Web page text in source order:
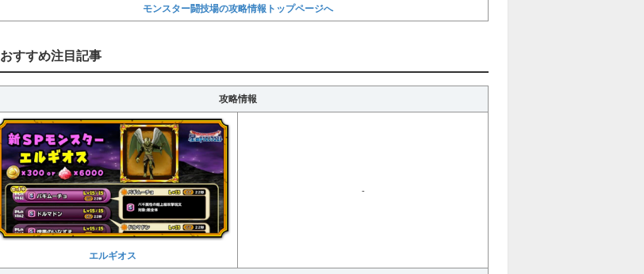
モンスター闘技場の攻略情報トップページへ
おすすめ注目記事
攻略情報
エルギオス
-